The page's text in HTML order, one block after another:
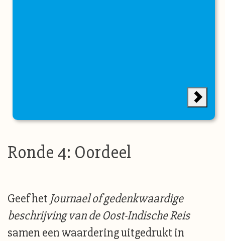
Ronde 4: Oordeel
Geef het Journael of gedenkwaardige
beschrijving van de Oost-Indische Reis
samen een waardering uitgedrukt in